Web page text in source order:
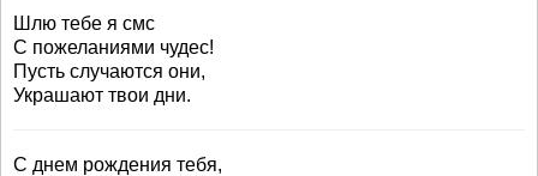
Шлю тебе я смс
С пожеланиями чудес!
Пусть случаются они,
Украшают твои дни.
С днем рождения тебя,